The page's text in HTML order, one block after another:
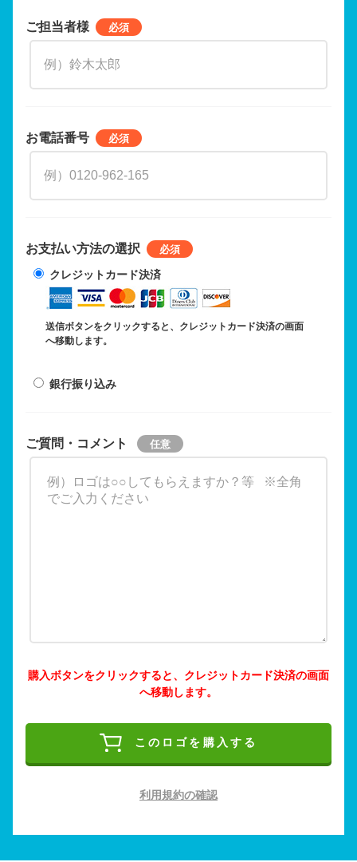
ご担当者様
お電話番号
お支払い方法の選択
クレジットカード決済
送信ボタンをクリックすると、クレジットカード決済の画面
へ移動します。
銀行振り込み
ご質問・コメント
購入ボタンをクリックすると、クレジットカード決済の画面
へ移動します。
このロゴを購入する
利用規約の確認